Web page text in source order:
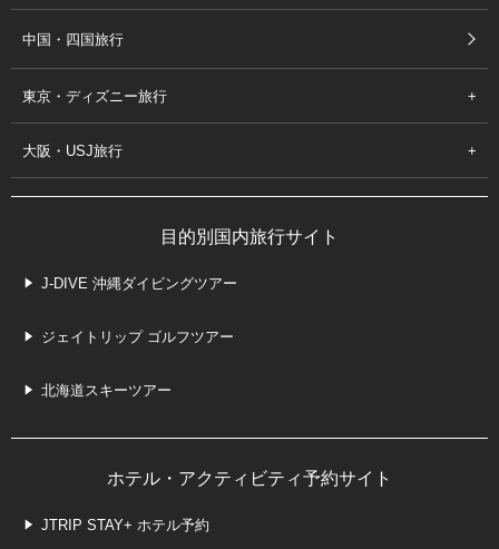
中国・四国旅行
東京・ディズニー旅行
大阪・USJ旅行
目的別国内旅行サイト
J-DIVE 沖縄ダイビングツアー
ジェイトリップ ゴルフツアー
北海道スキーツアー
ホテル・アクティビティ予約サイト
JTRIP STAY+ ホテル予約